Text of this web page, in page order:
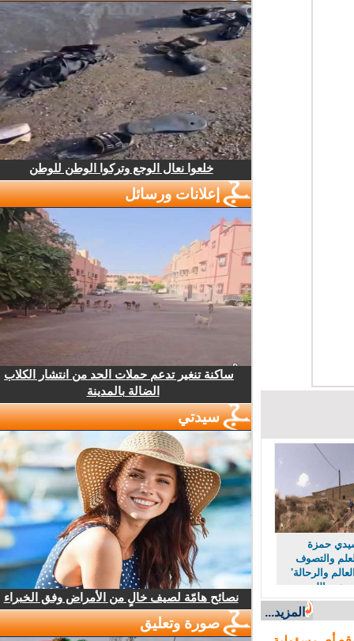
حمزة
والتصوف
والرحالة'
الله
المزيد...
خلعوا نعال الوجع وتركوا الوطن للوطن
إعلانات ورسائل
ساكنة تنغير تدعم حملات الحد من انتشار الكلاب
الضالة بالمدينة
سيدتي
نصائح هامّة لصيف خالٍ من الأمراض وفق الخبراء
صورة وتعليق